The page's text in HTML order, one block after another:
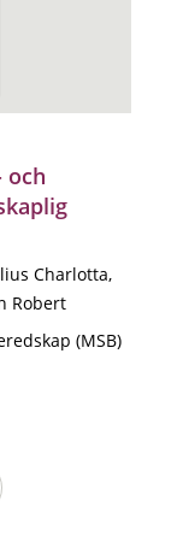
och
Charlotta,
Robert
(MSB)